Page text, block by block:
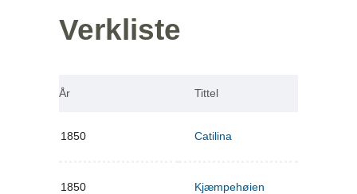
Verkliste
År Tittel
1850 Catilina
1850 Kjæmpehøien